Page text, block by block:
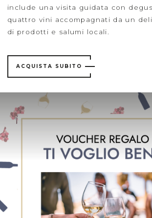
include una visita guidata con
quattro vini accompagnati da un
di prodotti e salumi locali.
ACQUISTA SUBITO